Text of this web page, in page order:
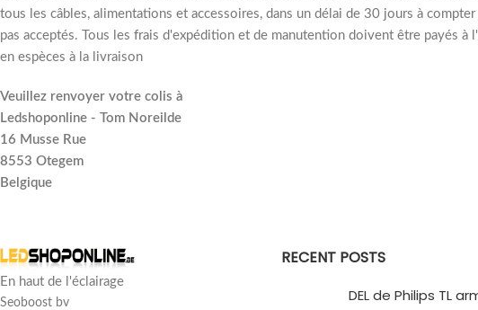
tous les câbles, alimentations et accessoires, dans un délai de 30 jours à
pas acceptés. Tous les frais d'expédition et de manutention doivent être payés à
en espèces à la livraison
Veuillez renvoyer votre colis à
Ledshoponline - Tom Noreilde
16 Musse Rue
8553 Otegem
Belgique
En haut de l'éclairage
Seoboost bv
RECENT POSTS
DEL de Philips TL